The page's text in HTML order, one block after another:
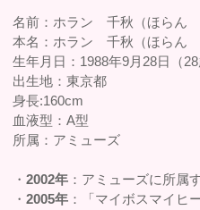
名前：ホラン 千秋（ほらん
本名：ホラン 千秋（ほらん
生年月日：1988年9月28日（28
出生地：東京都
身長:160cm
血液型：A型
所属：アミューズ
・2002年 ：アミューズに所属
・2005年 ：「マイボスマイヒ